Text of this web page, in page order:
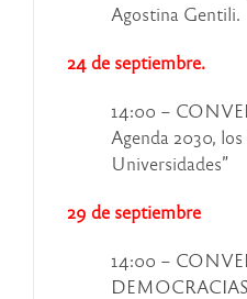
Agostina Gentili.
24 de septiembre.
14:00 –
Agenda 2030,
Universidades”
29 de septiembre
14:00 –